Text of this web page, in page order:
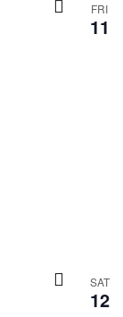
FRI
11
SAT
12